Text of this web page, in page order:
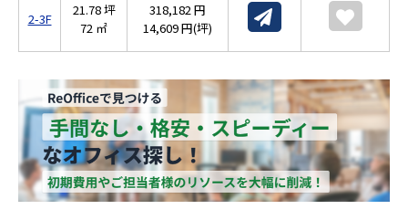
2-3F
21.78 坪
72 ㎡
318,182 円
14,609 円(坪)